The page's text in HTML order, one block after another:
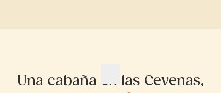
Una cabaña en las Cevenas,